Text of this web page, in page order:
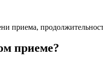
приема,
приеме?